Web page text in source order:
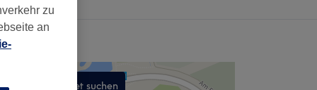
In diesem Gebiet suchen
zu
an